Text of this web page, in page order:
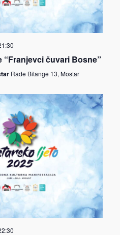
“Franjevci čuvari Bosne”
Rade Bitange 13, Mostar